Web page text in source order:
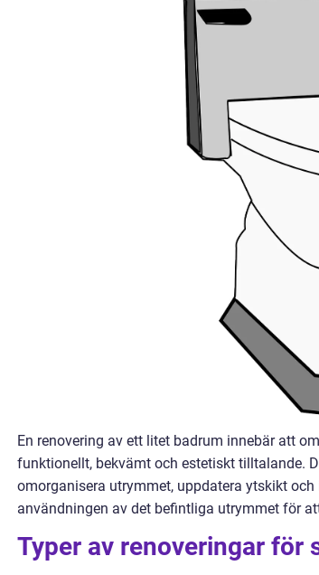
En renovering av ett litet badrum innebär att
funktionellt, bekvämt och estetiskt tilltalande.
omorganisera utrymmet, uppdatera ytskikt
användningen av det befintliga utrymmet för
Typer av renoveringar för